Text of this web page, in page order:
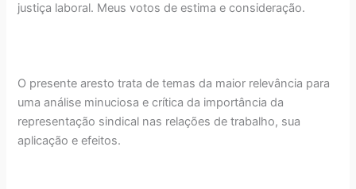
justiça laboral. Meus votos de estima e consideração.
O presente aresto trata de temas da maior relevância para
uma análise minuciosa e crítica da importância da
representação sindical nas relações de trabalho, sua
aplicação e efeitos.